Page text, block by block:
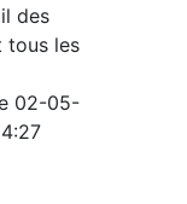
des
tous les
02-05-